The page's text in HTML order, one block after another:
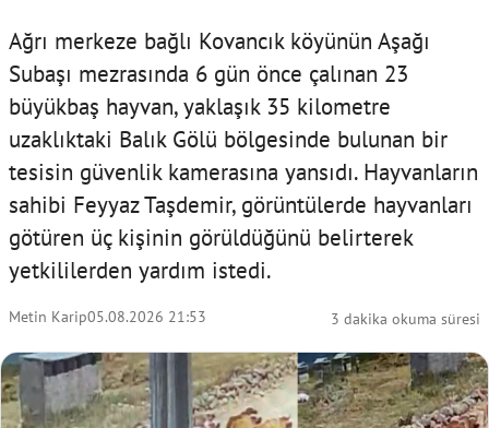
Ağrı merkeze bağlı Kovancık köyünün Aşağı
Subaşı mezrasında 6 gün önce çalınan 23
büyükbaş hayvan, yaklaşık 35 kilometre
uzaklıktaki Balık Gölü bölgesinde bulunan bir
tesisin güvenlik kamerasına yansıdı. Hayvanların
sahibi Feyyaz Taşdemir, görüntülerde hayvanları
götüren üç kişinin görüldüğünü belirterek
yetkililerden yardım istedi.
Metin Karip05.08.2026 21:53 3 dakika okuma süresi